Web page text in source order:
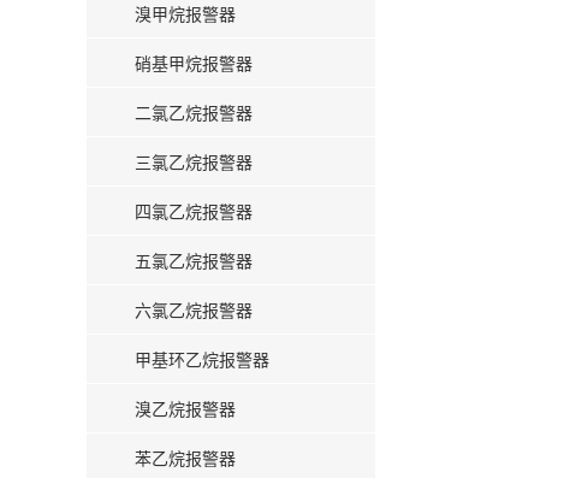
溴甲烷报警器
硝基甲烷报警器
二氯乙烷报警器
三氯乙烷报警器
四氯乙烷报警器
五氯乙烷报警器
六氯乙烷报警器
甲基环乙烷报警器
溴乙烷报警器
苯乙烷报警器